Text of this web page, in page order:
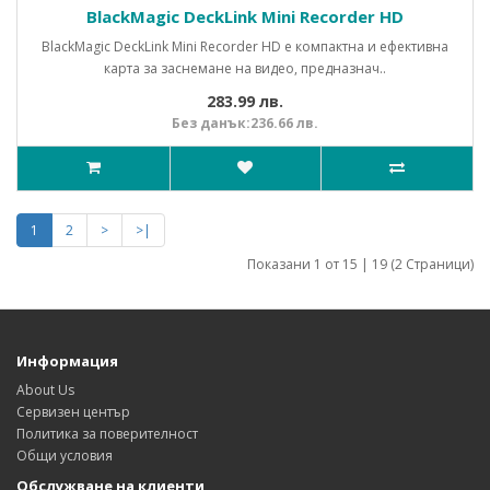
BlackMagic DeckLink Mini Recorder HD
BlackMagic DeckLink Mini Recorder HD е компактна и ефективна
карта за заснемане на видео, предназнач..
283.99 лв.
Без данък:236.66 лв.
1 2 >
>|
Показани 1 от 15 | 19 (2 Страници)
Информация
About Us
Сервизен център
Политика за поверителност
Общи условия